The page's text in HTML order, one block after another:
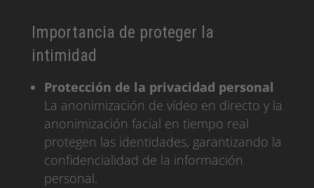
Importancia de proteger la
intimidad
Protección de la privacidad personal
La anonimización de vídeo en directo y la
anonimización facial en tiempo real
protegen las identidades, garantizando la
confidencialidad de la información
personal.